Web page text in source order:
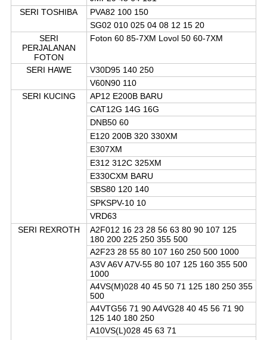
SERI TOSHIBA
PVA82 100 150
SG02 010 025 04 08 12 15 20
SERI
PERJALANAN
FOTON
Foton 60 85-7XM Lovol 50 60-7XM
SERI HAWE
V30D95 140 250
V60N90 110
SERI KUCING
AP12 E200B BARU
CAT12G 14G 16G
DNB50 60
E120 200B 320 330XM
E307XM
E312 312C 325XM
E330CXM BARU
SBS80 120 140
SPKSPV-10 10
VRD63
SERI REXROTH
A2F012 16 23 28 56 63 80 90 107 125
180 200 225 250 355 500
A2F23 28 55 80 107 160 250 500 1000
A3V A6V A7V-55 80 107 125 160 355 500
1000
A4VS(M)028 40 45 50 71 125 180 250 355
500
A4VTG56 71 90 A4VG28 40 45 56 71 90
125 140 180 250
A10VS(L)028 45 63 71